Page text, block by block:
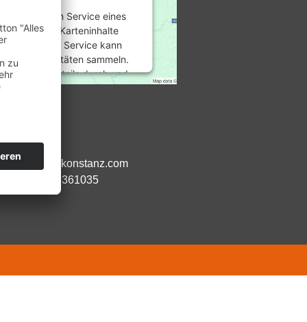
einen Service eines
um Karteninhalte
Dieser Service kann
Ihren Aktivitäten sammeln.
Sie die Details durch und
Sie der Nutzung des Service
Akzeptieren
byUsercentrics Consent
Uhr
Uhr
konstanz.com
+49 7531 9361035